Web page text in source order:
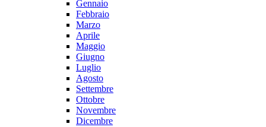
Gennaio
Febbraio
Marzo
Aprile
Maggio
Giugno
Luglio
Agosto
Settembre
Ottobre
Novembre
Dicembre